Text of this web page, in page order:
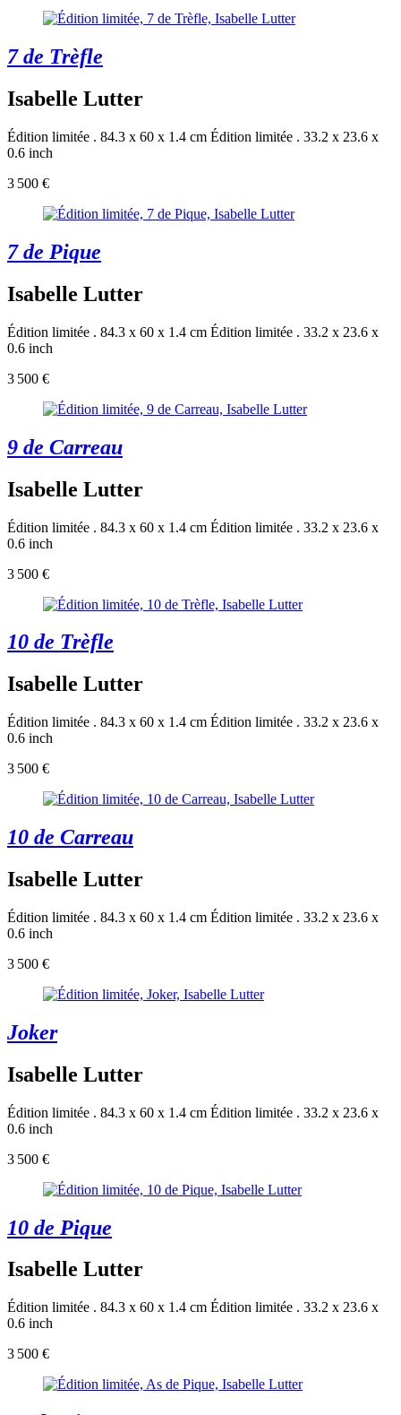
7 de Trèfle
Isabelle Lutter
Édition limitée . 84.3 x 60 x 1.4 cm Édition limitée . 33.2 x 23.6 x
0.6 inch
3 500 €
7 de Pique
Isabelle Lutter
Édition limitée . 84.3 x 60 x 1.4 cm Édition limitée . 33.2 x 23.6 x
0.6 inch
3 500 €
9 de Carreau
Isabelle Lutter
Édition limitée . 84.3 x 60 x 1.4 cm Édition limitée . 33.2 x 23.6 x
0.6 inch
3 500 €
10 de Trèfle
Isabelle Lutter
Édition limitée . 84.3 x 60 x 1.4 cm Édition limitée . 33.2 x 23.6 x
0.6 inch
3 500 €
10 de Carreau
Isabelle Lutter
Édition limitée . 84.3 x 60 x 1.4 cm Édition limitée . 33.2 x 23.6 x
0.6 inch
3 500 €
Joker
Isabelle Lutter
Édition limitée . 84.3 x 60 x 1.4 cm Édition limitée . 33.2 x 23.6 x
0.6 inch
3 500 €
10 de Pique
Isabelle Lutter
Édition limitée . 84.3 x 60 x 1.4 cm Édition limitée . 33.2 x 23.6 x
0.6 inch
3 500 €